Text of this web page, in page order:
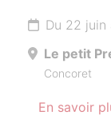
Du 22
Le petit
Concoret
En savoir